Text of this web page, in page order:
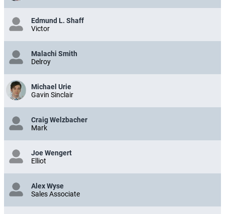
Edmund L. Shaff
Victor
Malachi Smith
Delroy
Michael Urie
Gavin Sinclair
Craig Welzbacher
Mark
Joe Wengert
Elliot
Alex Wyse
Sales Associate